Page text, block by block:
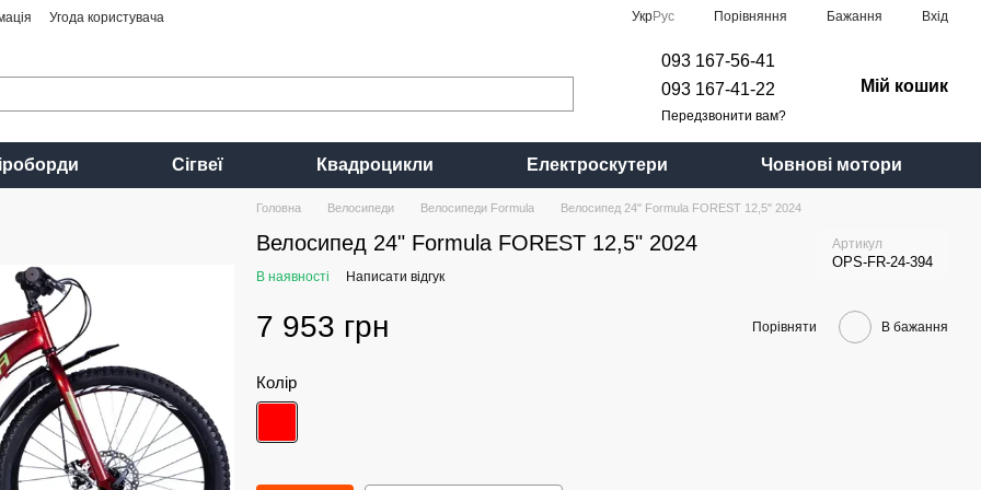
Угода користувача УкрРус Порівняння Бажання Вхід
093 167-56-41
093 167-41-22
Передзвонити вам?
Мій кошик
Сігвеї Квадроцикли Електроскутери Човнові мотори
Головна Велосипеди Велосипеди Formula Велосипед 24" Formula FOREST 12,5" 2024
Велосипед 24" Formula FOREST 12,5" 2024 Артикул
OPS-FR-24-394
В наявності Написати відгук
7 953 грн Порівняти В бажання
Колір